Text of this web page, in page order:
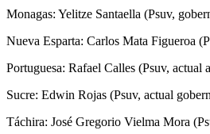
Monagas: Yelitze Santaella (Psuv,
Nueva Esparta: Carlos Mata Figueroa
Portuguesa: Rafael Calles (Psuv, actual
Sucre: Edwin Rojas (Psuv, actual
Táchira: José Gregorio Vielma Mora